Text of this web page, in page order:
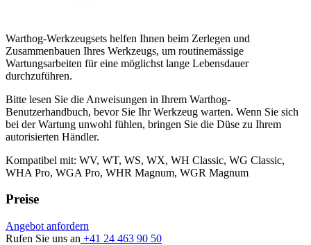
Warthog-Werkzeugsets helfen Ihnen beim Zerlegen und
Zusammenbauen Ihres Werkzeugs, um routinemässige
Wartungsarbeiten für eine möglichst lange Lebensdauer
durchzuführen.
Bitte lesen Sie die Anweisungen in Ihrem Warthog-
Benutzerhandbuch, bevor Sie Ihr Werkzeug warten. Wenn Sie sich
bei der Wartung unwohl fühlen, bringen Sie die Düse zu Ihrem
autorisierten Händler.
Kompatibel mit: WV, WT, WS, WX, WH Classic, WG Classic,
WHA Pro, WGA Pro, WHR Magnum, WGR Magnum
Preise
Angebot anfordern
Rufen Sie uns an +41 24 463 90 50